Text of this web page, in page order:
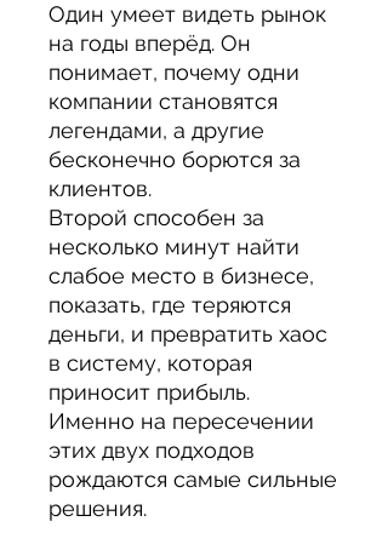
Один умеет видеть рынок
на годы вперёд. Он
понимает, почему одни
компании становятся
легендами, а другие
бесконечно борются за
клиентов.
Второй способен за
несколько минут найти
слабое место в бизнесе,
показать, где теряются
деньги, и превратить хаос
в систему, которая
приносит прибыль.
Именно на пересечении
этих двух подходов
рождаются самые сильные
решения.